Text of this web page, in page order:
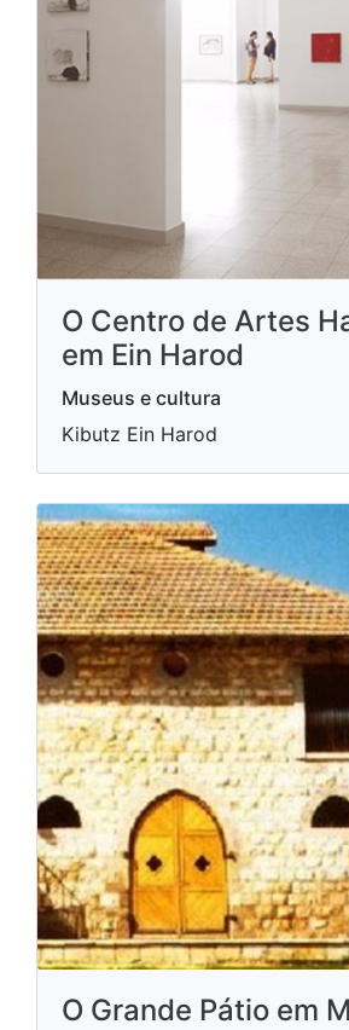
O Centro de Artes
em Ein Harod
Museus e cultura
Kibutz Ein Harod
O Grande Pátio em